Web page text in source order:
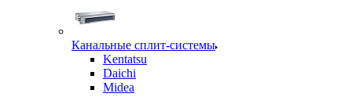
Канальные сплит-системы
Kentatsu
Daichi
Midea